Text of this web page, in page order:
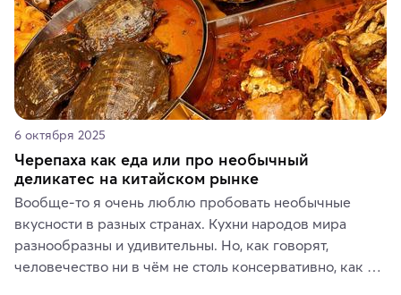
6 октября 2025
Черепаха как еда или про необычный
деликатес на китайском рынке
Вообще-то я очень люблю пробовать необычные
вкусности в разных странах. Кухни народов мира
разнообразны и удивительны. Но, как говорят,
человечество ни в чём не столь консервативно, как в